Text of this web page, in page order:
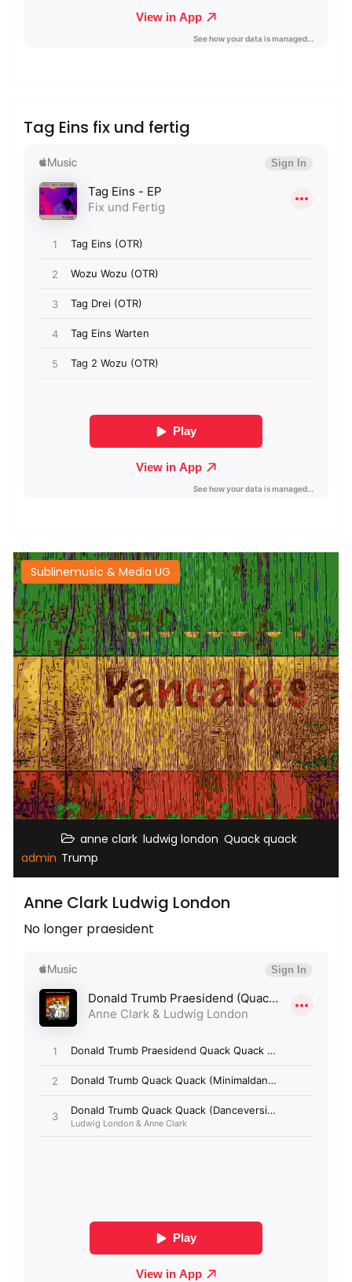
Sublinemusic & Media UG
Tag Eins fix und fertig
Sublinemusic & Media UG
admin
anne clark ,ludwig london ,Quack quack
Trump
Anne Clark Ludwig London
No longer praesident